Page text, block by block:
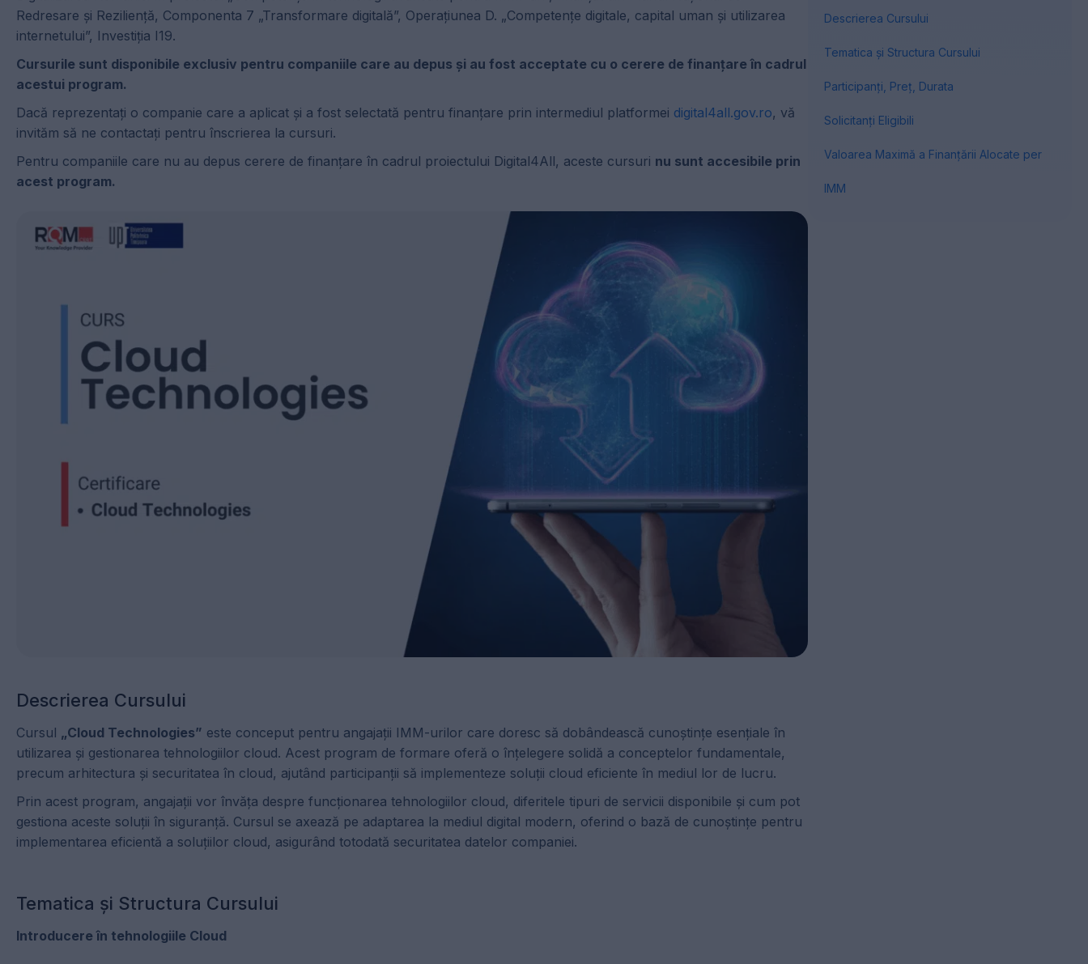
Redresare și Reziliență, Componenta 7 „Transformare digitală”, Operațiunea D. „Competențe digitale, capital uman și utilizarea
internetului”, Investiția I19.
Cursurile sunt disponibile exclusiv pentru companiile care au depus și au fost acceptate cu o cerere de finanțare în cadrul
acestui program.
Dacă reprezentați o companie care a aplicat și a fost selectată pentru finanțare prin intermediul platformei digital4all.gov.ro, vă
invităm să ne contactați pentru înscrierea la cursuri.
Pentru companiile care nu au depus cerere de finanțare în cadrul proiectului Digital4All, aceste cursuri nu sunt accesibile prin
acest program.
Descrierea Cursului
Cursul „Cloud Technologies” este conceput pentru angajații IMM-urilor care doresc să dobândească cunoștințe esențiale în
utilizarea și gestionarea tehnologiilor cloud. Acest program de formare oferă o înțelegere solidă a conceptelor fundamentale,
precum arhitectura și securitatea în cloud, ajutând participanții să implementeze soluții cloud eficiente în mediul lor de lucru.
Prin acest program, angajații vor învăța despre funcționarea tehnologiilor cloud, diferitele tipuri de servicii disponibile și cum pot
gestiona aceste soluții în siguranță. Cursul se axează pe adaptarea la mediul digital modern, oferind o bază de cunoștințe pentru
implementarea eficientă a soluțiilor cloud, asigurând totodată securitatea datelor companiei.
Tematica și Structura Cursului
Introducere în tehnologiile Cloud
Descrierea Cursului
Tematica și Structura Cursului
Participanți, Preț, Durata
Solicitanți Eligibili
Valoarea Maximă a Finanțării Alocate per
IMM